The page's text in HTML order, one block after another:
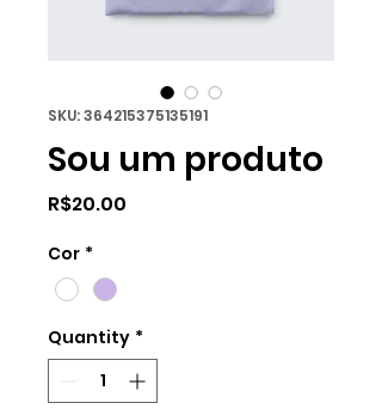
SKU: 364215375135191
Sou um produto
R$20.00
Cor *
Quantity *